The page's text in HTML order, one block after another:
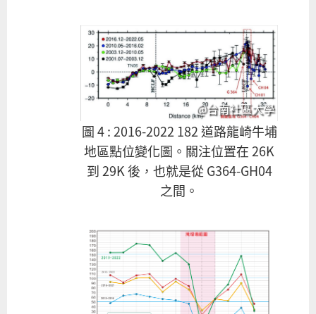
@台南社區大學
圖 4 : 2016-2022 182 道路龍崎牛埔
地區點位變化圖。關注位置在 26K
到 29K 後，也就是從 G364-GH04
之間。